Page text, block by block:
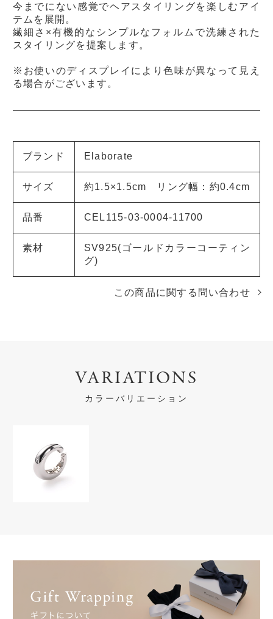
今までにない感覚でヘアスタイリングを楽しむアイ
テムを展開。
繊細さ×有機的なシンプルなフォルムで洗練された
スタイリングを提案します。
※お使いのディスプレイにより色味が異なって見え
る場合がございます。
ブランド Elaborate
サイズ 約1.5×1.5cm リング幅：約0.4cm
品番 CEL115-03-0004-11700
素材
SV925(ゴールドカラーコーティン
グ)
この商品に関する問い合わせ
VARIATIONS
カラーバリエーション